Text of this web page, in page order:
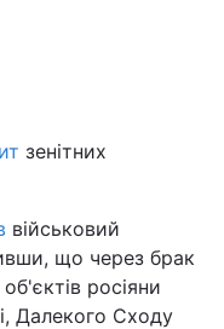
зенітних
військовий
що через брак
росіяни
Далекого Сходу